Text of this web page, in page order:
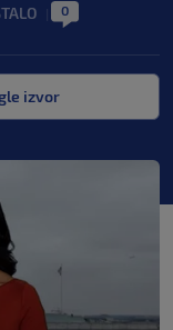
0
izvor